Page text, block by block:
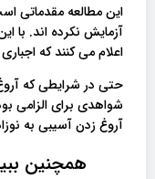
این مطالعه مقدماتی
آزمایش نکرده اند. با
اعلام می کنند که
حتی در شرایطی که
شواهدی برای الزامی
آروغ زدن آسیبی به
همچنین